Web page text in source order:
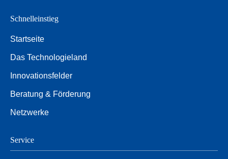
Netzwerke
Schnelleinstieg
Startseite
Das Technologieland
Innovationsfelder
Beratung & Förderung
Netzwerke
Service